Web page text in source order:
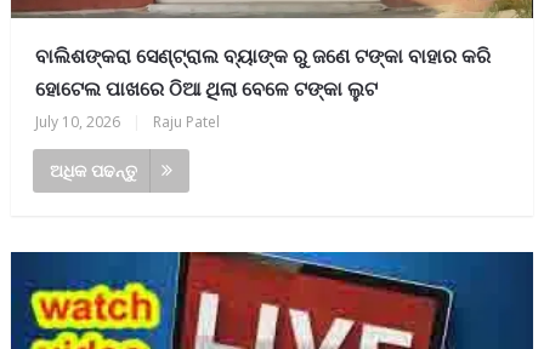
ବାଲିଶଙ୍କରା ସେଣ୍ଟ୍ରାଲ ବ୍ୟାଙ୍କ ରୁ ଜଣେ ଟଙ୍କା ବାହାର କରି
ହୋଟେଲ ପାଖରେ ଠିଆ ଥିଲା ବେଳେ ଟଙ୍କା ଲୁଟ
July 10, 2026 Raju Patel
ଅଧିକ ପଢନ୍ତୁ